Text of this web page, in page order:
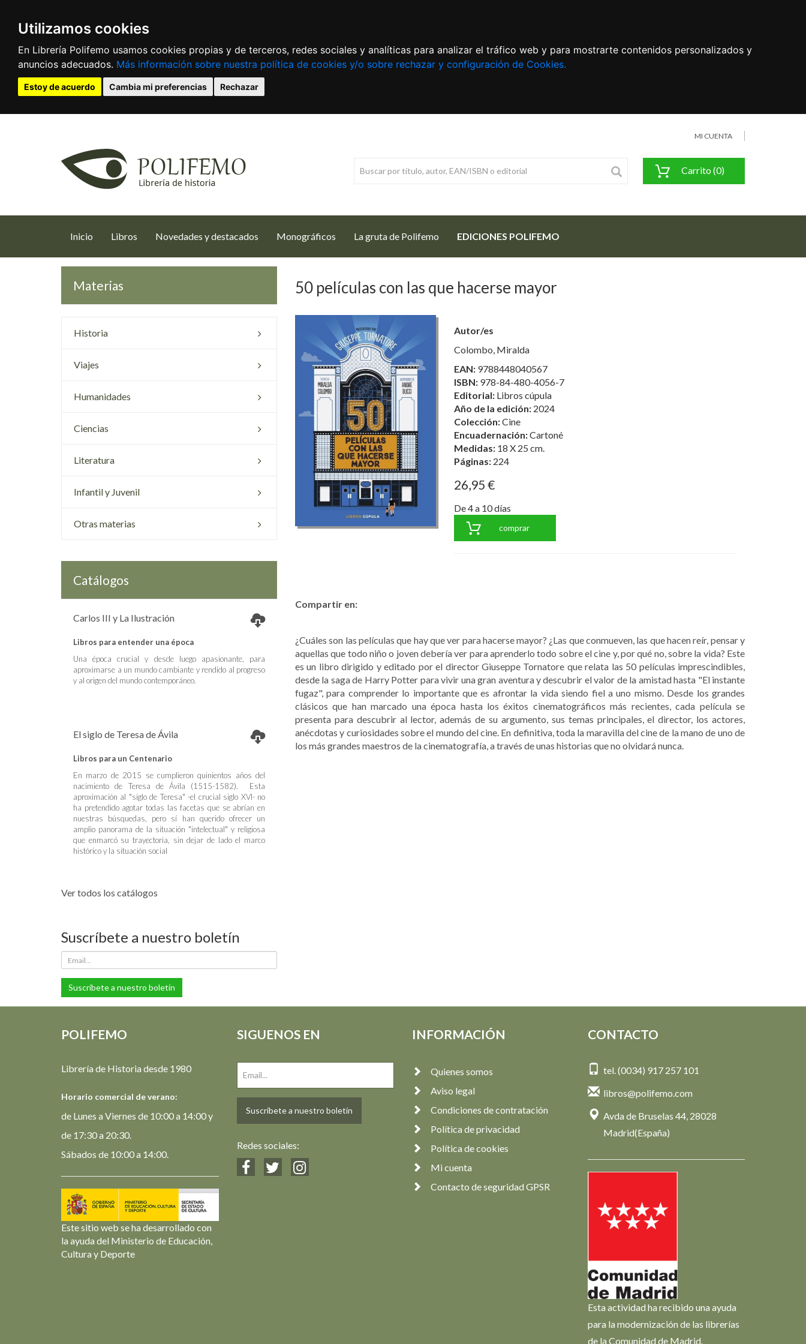
Utilizamos cookies
En Librería Polifemo usamos cookies propias y de terceros, redes sociales y analíticas para analizar el tráfico web y para mostrarte contenidos personalizados y
anuncios adecuados. Más información sobre nuestra política de cookies y/o sobre rechazar y configuración de Cookies.
Estoy de acuerdo Cambia mi preferencias Rechazar
MI CUENTA
Carrito (0)
Inicio (current)
Libros Novedades y destacados Monográficos La gruta de Polifemo EDICIONES POLIFEMO
Materias
Historia
Viajes
Humanidades
Ciencias
Literatura
Infantil y Juvenil
Otras materias
Catálogos
Carlos III y La Ilustración
Libros para entender una época
Una época crucial y desde luego apasionante, para
aproximarse a un mundo cambiante y rendido al progreso
y al origen del mundo contemporáneo.
El siglo de Teresa de Ávila
Libros para un Centenario
En marzo de 2015 se cumplieron quinientos años del
nacimiento de Teresa de Ávila (1515-1582). Esta
aproximación al "siglo de Teresa" -el crucial siglo XVI- no
ha pretendido agotar todas las facetas que se abrían en
nuestras búsquedas, pero sí han querido ofrecer un
amplio panorama de la situación "intelectual" y religiosa
que enmarcó su trayectoria, sin dejar de lado el marco
histórico y la situación social
Ver todos los catálogos
Suscríbete a nuestro boletín
Suscríbete a nuestro boletín
50 películas con las que hacerse mayor
Autor/es
Colombo, Miralda
EAN: 9788448040567
ISBN: 978-84-480-4056-7
Editorial: Libros cúpula
Año de la edición: 2024
Colección:Cine
Encuadernación:Cartoné
Medidas: 18 X 25 cm.
Páginas: 224
26,95 €
De 4 a 10 días
comprar
Compartir en:
¿Cuáles son las películas que hay que ver para hacerse mayor? ¿Las que conmueven, las que hacen reír, pensar y
aquellas que todo niño o joven debería ver para aprenderlo todo sobre el cine y, por qué no, sobre la vida? Este
es un libro dirigido y editado por el director Giuseppe Tornatore que relata las 50 películas imprescindibles,
desde la saga de Harry Potter para vivir una gran aventura y descubrir el valor de la amistad hasta "El instante
fugaz", para comprender lo importante que es afrontar la vida siendo fiel a uno mismo. Desde los grandes
clásicos que han marcado una época hasta los éxitos cinematográficos más recientes, cada película se
presenta para descubrir al lector, además de su argumento, sus temas principales, el director, los actores,
anécdotas y curiosidades sobre el mundo del cine. En definitiva, toda la maravilla del cine de la mano de uno de
los más grandes maestros de la cinematografía, a través de unas historias que no olvidará nunca.
POLIFEMO
Librería de Historia desde 1980
Horario comercial de verano:
de Lunes a Viernes de 10:00 a 14:00 y
de 17:30 a 20:30.
Sábados de 10:00 a 14:00.
Este sitio web se ha desarrollado con
la ayuda del Ministerio de Educación,
Cultura y Deporte
SIGUENOS EN
Suscríbete a nuestro boletín
Redes sociales:
INFORMACIÓN
Quienes somos
Aviso legal
Condiciones de contratación
Política de privacidad
Política de cookies
Mi cuenta
Contacto de seguridad GPSR
CONTACTO
tel. (0034) 917 257 101
libros@polifemo.com
Avda de Bruselas 44, 28028
Madrid(España)
Esta actividad ha recibido una ayuda
para la modernización de las librerías
de la Comunidad de Madrid.